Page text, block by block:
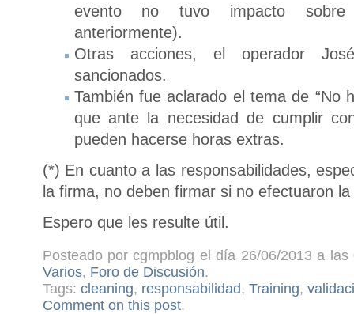
evento no tuvo impacto sobre
anteriormente).
Otras acciones, el operador
sancionados.
También fue aclarado el tema de “No
que ante la necesidad de cumplir
pueden hacerse horas extras.
(*) En cuanto a las responsabilidades,
la firma, no deben firmar si no efectuaron
Espero que les resulte útil.
Posteado por cgmpblog el día 26/06/2013 a
Varios, Foro de Discusión.
Tags: cleaning, responsabilidad, Training,
Comment on this post.